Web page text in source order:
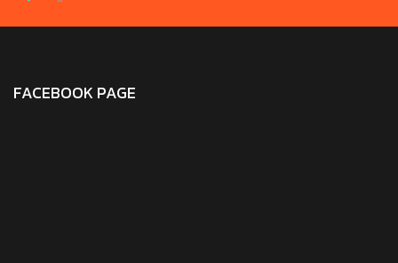
FACEBOOK PAGE